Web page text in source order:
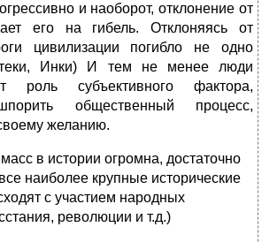
и наоборот, отклонение от
его на гибель. Отклоняясь от
цивилизации погибло не одно
Инки) И тем не менее люди
роль субъективного фактора,
общественный процесс,
желанию.
в истории огромна, достаточно
наиболее крупные исторические
с участием народных
революции и т.д.)